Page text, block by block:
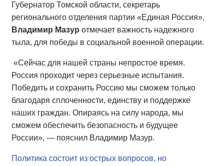
Губернатор Томской области, секретарь
регионального отделения партии «Единая Россия»,
Владимир Мазур отмечает важность надежного
тыла, для победы в социальной военной операции.
«Сейчас для нашей страны непростое время.
Россия проходит через серьезные испытания.
Победить и сохранить Россию мы сможем только
благодаря сплоченности, единству и поддержке
наших граждан. Опираясь на силу народа, мы
сможем обеспечить безопасность и будущее
России», — пояснил Владимир Мазур.
Политика состоит из острых вопросов, но